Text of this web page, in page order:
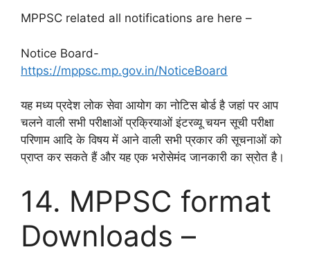
MPPSC related all notifications are here –
Notice Board-
https://mppsc.mp.gov.in/NoticeBoard
यह मध्य प्रदेश लोक सेवा आयोग का नोटिस बोर्ड है जहां पर आप
चलने वाली सभी परीक्षाओं प्रक्रियाओं इंटरव्यू चयन सूची परीक्षा
परिणाम आदि के विषय में आने वाली सभी प्रकार की सूचनाओं को
प्राप्त कर सकते हैं और यह एक भरोसेमंद जानकारी का स्रोत है।
14. MPPSC format
Downloads –